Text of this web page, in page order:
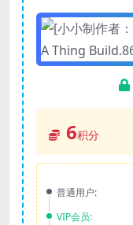
6积分
普通用户:
VIP会员: